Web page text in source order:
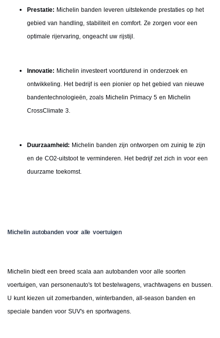
Prestatie: Michelin banden leveren uitstekende prestaties op het
gebied van handling, stabiliteit en comfort. Ze zorgen voor een
optimale rijervaring, ongeacht uw rijstijl.
Innovatie: Michelin investeert voortdurend in onderzoek en
ontwikkeling. Het bedrijf is een pionier op het gebied van nieuwe
bandentechnologieën, zoals Michelin Primacy 5 en Michelin
CrossClimate 3.
Duurzaamheid: Michelin banden zijn ontworpen om zuinig te zijn
en de CO2-uitstoot te verminderen. Het bedrijf zet zich in voor een
duurzame toekomst.
Michelin autobanden voor alle voertuigen
Michelin biedt een breed scala aan autobanden voor alle soorten
voertuigen, van personenauto's tot bestelwagens, vrachtwagens en bussen.
U kunt kiezen uit zomerbanden, winterbanden, all-season banden en
speciale banden voor SUV's en sportwagens.